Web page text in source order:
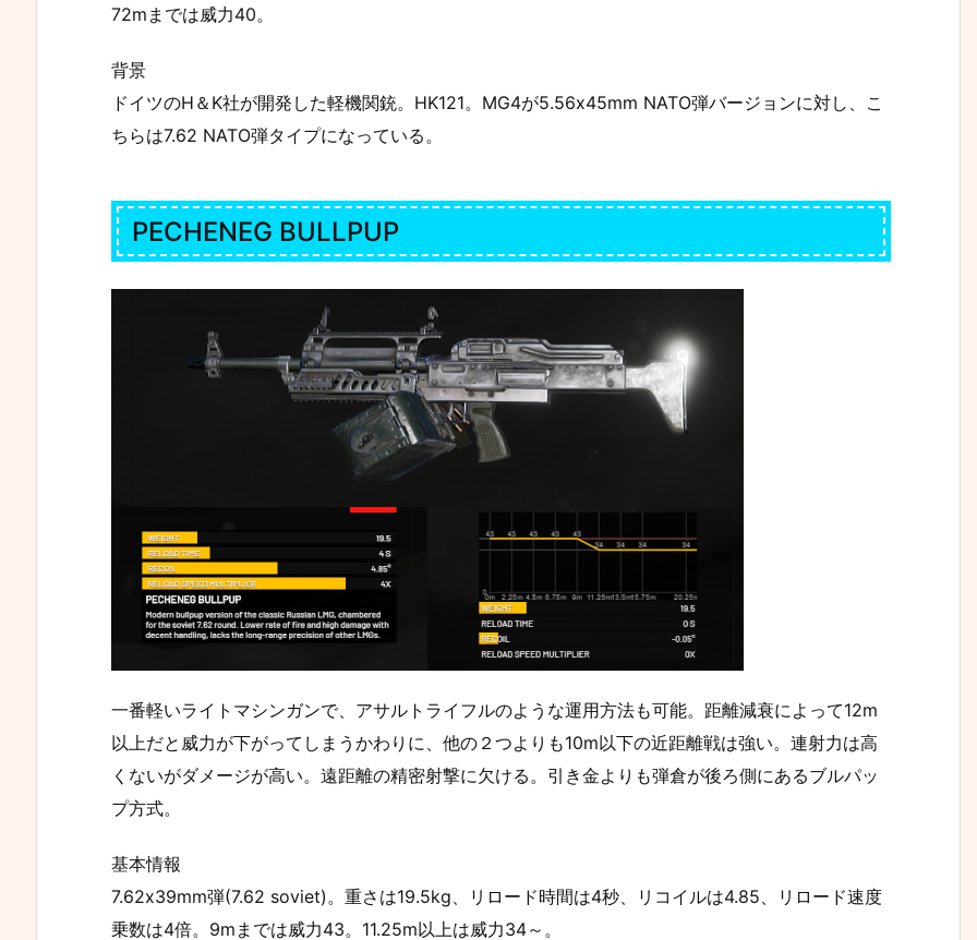
72mまでは威力40。
背景
ドイツのH＆K社が開発した軽機関銃。HK121。MG4が5.56x45mm NATO弾バージョンに対し、こ
ちらは7.62 NATO弾タイプになっている。
PECHENEG BULLPUP
一番軽いライトマシンガンで、アサルトライフルのような運用方法も可能。距離減衰によって12m
以上だと威力が下がってしまうかわりに、他の２つよりも10m以下の近距離戦は強い。連射力は高
くないがダメージが高い。遠距離の精密射撃に欠ける。引き金よりも弾倉が後ろ側にあるブルパッ
プ方式。
基本情報
7.62x39mm弾(7.62 soviet)。重さは19.5kg、リロード時間は4秒、リコイルは4.85、リロード速度
乗数は4倍。9mまでは威力43。11.25m以上は威力34～。